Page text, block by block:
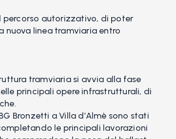
percorso autorizzativo, di poter
nuova linea tramviaria entro
tramviaria si avvia alla fase
principali opere infrastrutturali, di
Bronzetti a Villa d’Almè sono stati
le principali lavorazioni